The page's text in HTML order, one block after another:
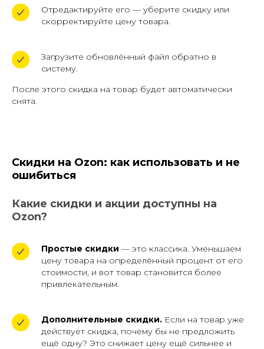
Отредактируйте его — уберите скидку или
скорректируйте цену товара.
Загрузите обновлённый файл обратно в
систему.
После этого скидка на товар будет автоматически
снята.
Скидки на Ozon: как использовать и не
ошибиться
Какие скидки и акции доступны на
Ozon?
Простые скидки — это классика. Уменьшаем
цену товара на определённый процент от его
стоимости, и вот товар становится более
привлекательным.
Дополнительные скидки. Если на товар уже
действует скидка, почему бы не предложить
ещё одну? Это снижает цену ещё сильнее и